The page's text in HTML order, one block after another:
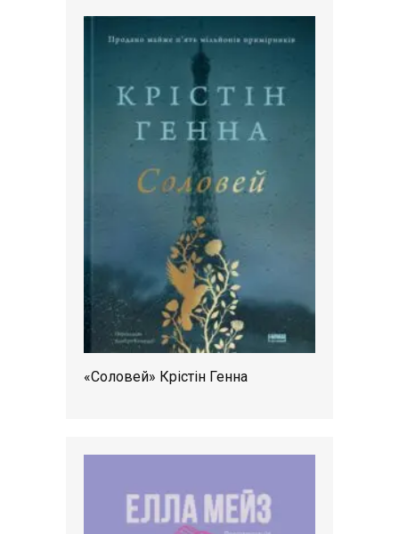
«Соловей» Крістін Генна